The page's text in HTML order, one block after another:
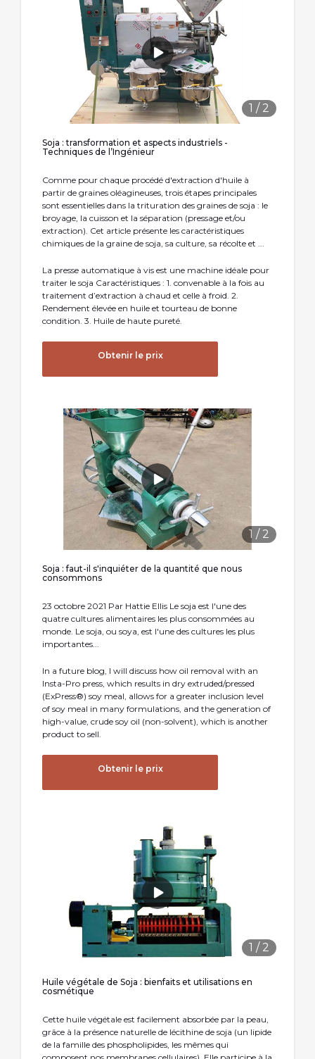
1 / 2
Soja : transformation et aspects industriels -
Techniques de l’Ingénieur
Comme pour chaque procédé d'extraction d'huile à
partir de graines oléagineuses, trois étapes principales
sont essentielles dans la trituration des graines de soja : le
broyage, la cuisson et la séparation (pressage et/ou
extraction). Cet article présente les caractéristiques
chimiques de la graine de soja, sa culture, sa récolte et ...
La presse automatique à vis est une machine idéale pour
traiter le soja Caractéristiques : 1. convenable à la fois au
traitement d’extraction à chaud et celle à froid. 2.
Rendement élevée en huile et tourteau de bonne
condition. 3. Huile de haute pureté.
Obtenir le prix
1 / 2
Soja : faut-il s'inquiéter de la quantité que nous
consommons
23 octobre 2021 Par Hattie Ellis Le soja est l'une des
quatre cultures alimentaires les plus consommées au
monde. Le soja, ou soya, est l'une des cultures les plus
importantes...
In a future blog, I will discuss how oil removal with an
Insta-Pro press, which results in dry extruded/pressed
(ExPress®) soy meal, allows for a greater inclusion level
of soy meal in many formulations, and the generation of
high-value, crude soy oil (non-solvent), which is another
product to sell.
Obtenir le prix
1 / 2
Huile végétale de Soja : bienfaits et utilisations en
cosmétique
Cette huile végétale est facilement absorbée par la peau,
grâce à la présence naturelle de lécithine de soja (un lipide
de la famille des phospholipides, les mêmes qui